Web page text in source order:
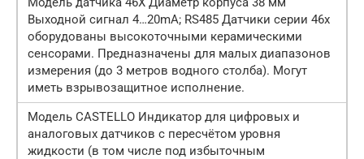
Выходной сигнал 4…20mA; RS485 Датчики серии 46x
оборудованы высокоточными керамическими
сенсорами. Предназначены для малых диапазонов
измерения (до 3 метров водного столба). Могут
иметь взрывозащитное исполнение.
Модель CASTELLO Индикатор для цифровых и
аналоговых датчиков с пересчётом уровня
жидкости (в том числе под избыточным